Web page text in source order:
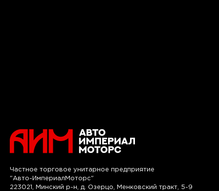
Частное торговое унитарное предприятие
"Авто-ИмпериалМоторс"
223021, Минский р-н, д. Озерцо, Менковский тракт, 5-9